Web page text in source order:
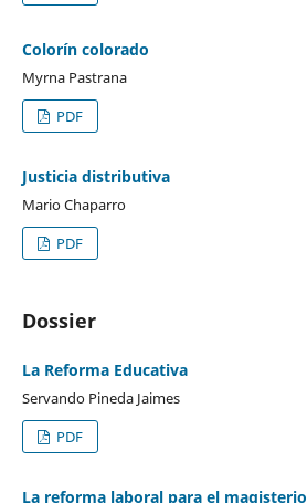
Colorín colorado
Myrna Pastrana
PDF
Justicia distributiva
Mario Chaparro
PDF
Dossier
La Reforma Educativa
Servando Pineda Jaimes
PDF
La reforma laboral para el magisterio